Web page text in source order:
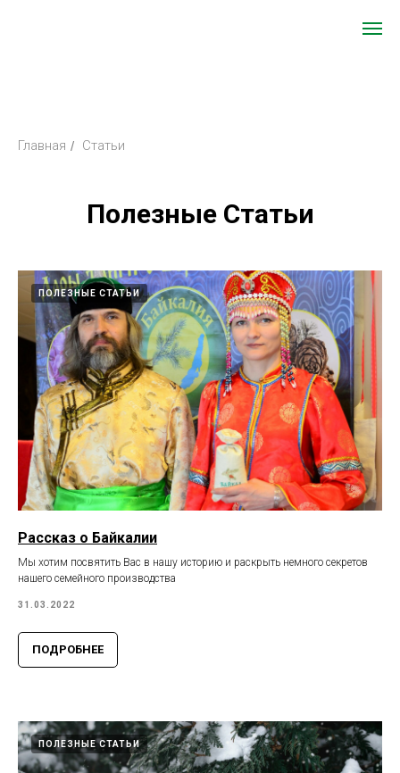
Главная / Статьи
Полезные Статьи
ПОЛЕЗНЫЕ СТАТЬИ
Рассказ о Байкалии
Мы хотим посвятить Вас в нашу историю и раскрыть немного секретов
нашего семейного производства
31.03.2022
ПОДРОБНЕЕ
ПОЛЕЗНЫЕ СТАТЬИ